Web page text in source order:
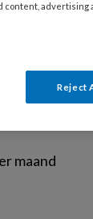
maand
Reject